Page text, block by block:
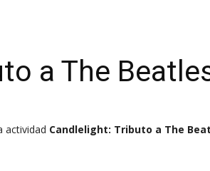
a The
actividad Candlelight: Tributo a The